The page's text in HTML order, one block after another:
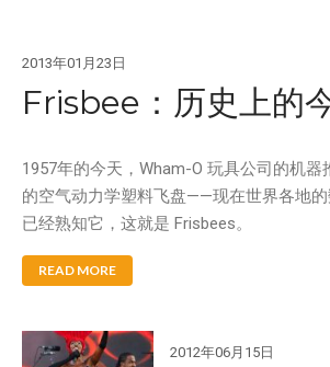
2013年01月23日
Frisbee：历史上的
1957年的今天，Wham-O 玩具公司的机器
的空气动力学塑料飞盘——现在世界各地
已经熟知它，这就是 Frisbees。
READ MORE
2012年06月15日